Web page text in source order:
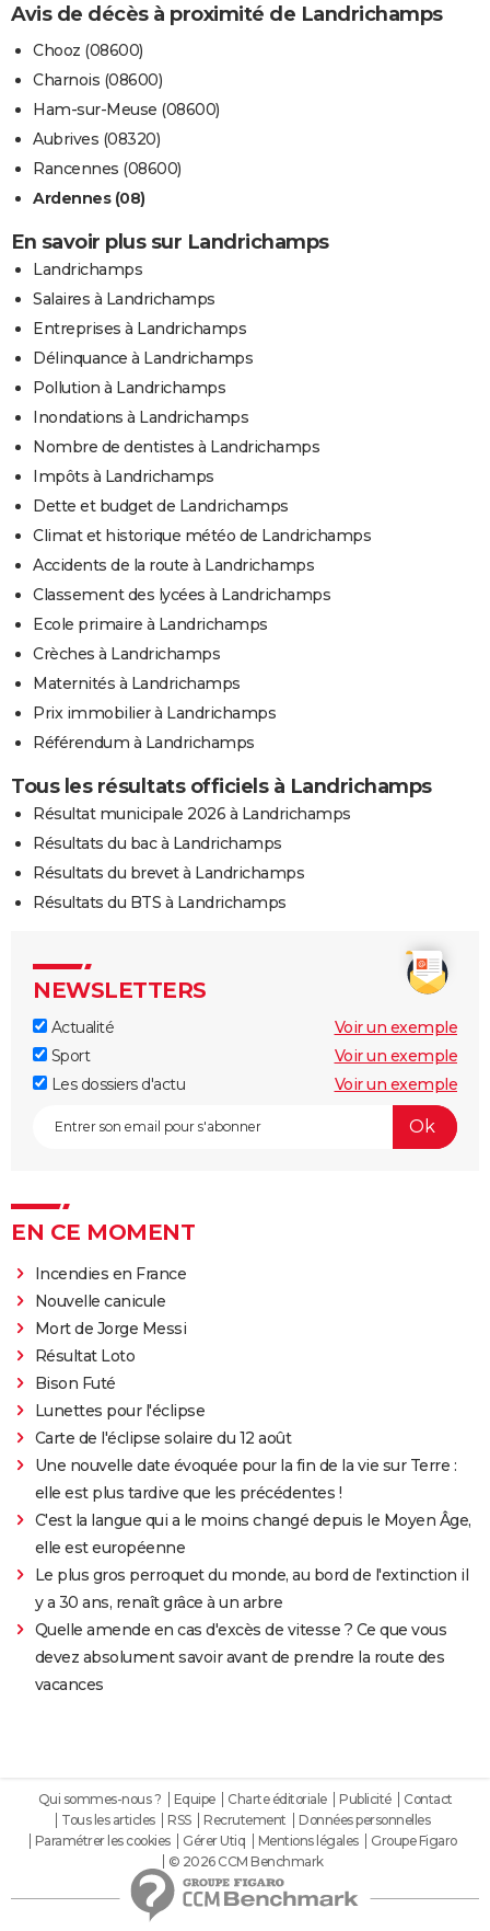
Avis de décès à proximité de Landrichamps
Chooz (08600)
Charnois (08600)
Ham-sur-Meuse (08600)
Aubrives (08320)
Rancennes (08600)
Ardennes (08)
En savoir plus sur Landrichamps
Landrichamps
Salaires à Landrichamps
Entreprises à Landrichamps
Délinquance à Landrichamps
Pollution à Landrichamps
Inondations à Landrichamps
Nombre de dentistes à Landrichamps
Impôts à Landrichamps
Dette et budget de Landrichamps
Climat et historique météo de Landrichamps
Accidents de la route à Landrichamps
Classement des lycées à Landrichamps
Ecole primaire à Landrichamps
Crèches à Landrichamps
Maternités à Landrichamps
Prix immobilier à Landrichamps
Référendum à Landrichamps
Tous les résultats officiels à Landrichamps
Résultat municipale 2026 à Landrichamps
Résultats du bac à Landrichamps
Résultats du brevet à Landrichamps
Résultats du BTS à Landrichamps
NEWSLETTERS
Actualité
Voir un exemple
Sport
Voir un exemple
Les dossiers d'actu
Voir un exemple
EN CE MOMENT
Incendies en France
Nouvelle canicule
Mort de Jorge Messi
Résultat Loto
Bison Futé
Lunettes pour l'éclipse
Carte de l'éclipse solaire du 12 août
Une nouvelle date évoquée pour la fin de la vie sur Terre :
elle est plus tardive que les précédentes !
C'est la langue qui a le moins changé depuis le Moyen Âge,
elle est européenne
Le plus gros perroquet du monde, au bord de l'extinction il
y a 30 ans, renaît grâce à un arbre
Quelle amende en cas d'excès de vitesse ? Ce que vous
devez absolument savoir avant de prendre la route des
vacances
Qui sommes-nous ? Equipe Charte éditoriale Publicité
Contact
Tous les articles
RSS Recrutement
Données personnelles
Paramétrer les cookies
Gérer Utiq Mentions légales
Groupe Figaro
© 2026 CCM Benchmark